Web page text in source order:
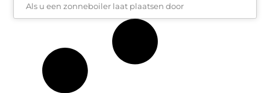
Als u een zonneboiler laat plaatsen door